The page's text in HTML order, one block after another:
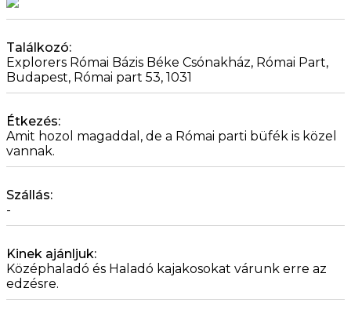
Találkozó:
Explorers Római Bázis Béke Csónakház, Római Part,
Budapest, Római part 53, 1031
Étkezés:
Amit hozol magaddal, de a Római parti büfék is közel
vannak.
Szállás:
-
Kinek ajánljuk:
Középhaladó és Haladó kajakosokat várunk erre az
edzésre.